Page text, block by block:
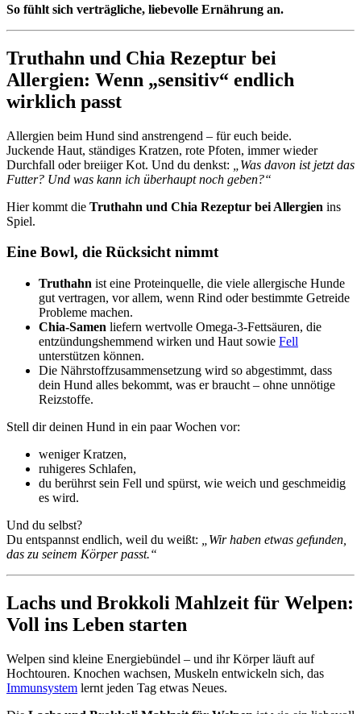
So fühlt sich verträgliche, liebevolle Ernährung an.
Truthahn und Chia Rezeptur bei
Allergien: Wenn „sensitiv“ endlich
wirklich passt
Allergien beim Hund sind anstrengend – für euch beide.
Juckende Haut, ständiges Kratzen, rote Pfoten, immer wieder
Durchfall oder breiiger Kot. Und du denkst:
„Was davon ist jetzt das
Futter? Und was kann ich überhaupt noch geben?“
Hier kommt die Truthahn und Chia Rezeptur bei Allergien ins
Spiel.
Eine Bowl, die Rücksicht nimmt
Truthahn ist eine Proteinquelle, die viele allergische Hunde
gut vertragen, vor allem, wenn Rind oder bestimmte Getreide
Probleme machen.
Chia-Samen liefern wertvolle Omega-3-Fettsäuren, die
entzündungshemmend wirken und Haut sowie Fell
unterstützen können.
Die Nährstoffzusammensetzung wird so abgestimmt, dass
dein Hund alles bekommt, was er braucht – ohne unnötige
Reizstoffe.
Stell dir deinen Hund in ein paar Wochen vor:
weniger Kratzen,
ruhigeres Schlafen,
du berührst sein Fell und spürst, wie weich und geschmeidig
es wird.
Und du selbst?
Du entspannst endlich, weil du weißt:
„Wir haben etwas gefunden,
das zu seinem Körper passt.“
Lachs und Brokkoli Mahlzeit für Welpen:
Voll ins Leben starten
Welpen sind kleine Energiebündel – und ihr Körper läuft auf
Hochtouren. Knochen wachsen, Muskeln entwickeln sich, das
Immunsystem lernt jeden Tag etwas Neues.